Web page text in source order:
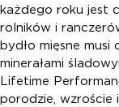
każdego roku jest
rolników i
bydło mięsne
minerałami
Lifetime
porodzie, wzroście